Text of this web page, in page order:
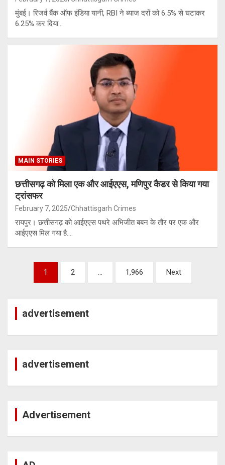
मुंबई। रिजर्व बैंक ऑफ इंडिया यानी, RBI ने ब्याज दरों को 6.5% से घटाकर
6.25% कर दिया…
MAIN STORIES
छत्तीसगढ़ को मिला एक और आईएएस, मणिपुर कैडर से किया गया
ट्रांसफर
February 7, 2025 Chhattisgarh Crimes
रायपुर। छत्तीसगढ़ को आईएएस पथरे अभिजीत बबन के तौर पर एक और
आईएएस मिल गया है.…
pagination
1 2 … 1,966 Next
advertisement
advertisement
Advertisement